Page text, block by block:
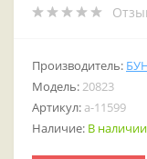
Производитель:
Модель:20823
Артикул: a-11599
Наличие: В наличии